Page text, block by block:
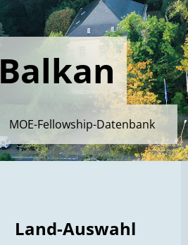
Balkan
MOE-Fellowship-Datenbank
Land-Auswahl